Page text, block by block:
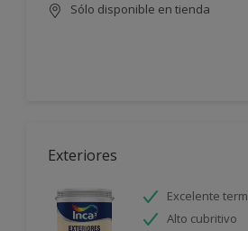
Sólo disponible en tienda
Exteriores
Excelente
Alto cubritivo